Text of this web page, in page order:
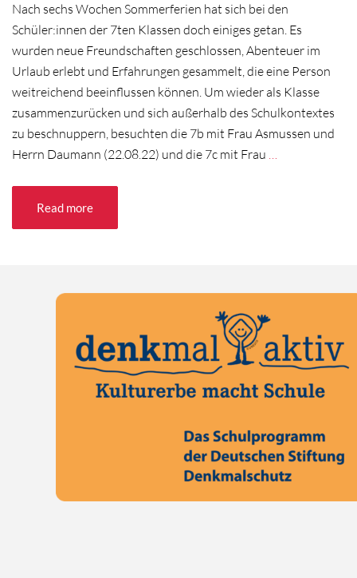
Nach sechs Wochen Sommerferien hat sich bei den
Schüler:innen der 7ten Klassen doch einiges getan. Es
wurden neue Freundschaften geschlossen, Abenteuer im
Urlaub erlebt und Erfahrungen gesammelt, die eine Person
weitreichend beeinflussen können. Um wieder als Klasse
zusammenzurücken und sich außerhalb des Schulkontextes
zu beschnuppern, besuchten die 7b mit Frau Asmussen und
Herrn Daumann (22.08.22) und die 7c mit Frau …
Read more